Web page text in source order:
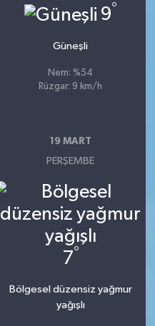
9°
Güneşli
Nem: %54
Rüzgar: 9 km/h
19 MART
PERŞEMBE
7°
Bölgesel düzensiz yağmur
yağışlı